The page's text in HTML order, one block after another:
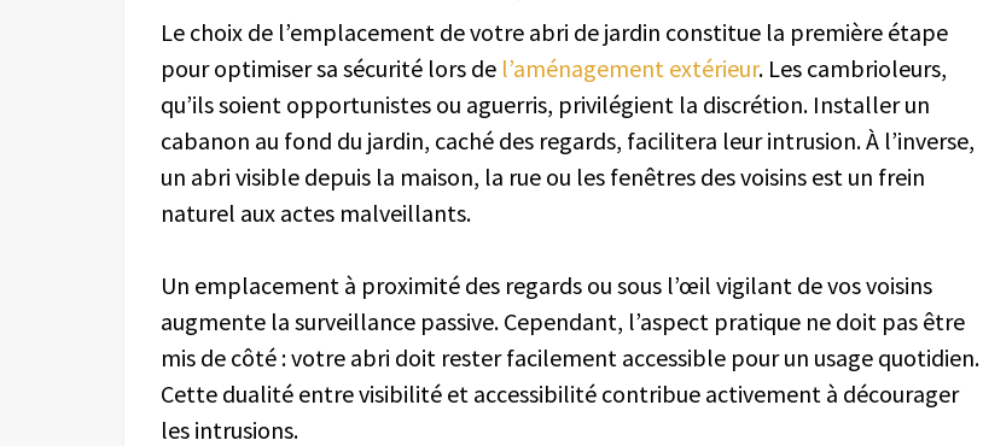
Le choix de l’emplacement de votre abri de jardin constitue la première étape
pour optimiser sa sécurité lors de l’aménagement extérieur. Les cambrioleurs,
qu’ils soient opportunistes ou aguerris, privilégient la discrétion. Installer un
cabanon au fond du jardin, caché des regards, facilitera leur intrusion. À l’inverse,
un abri visible depuis la maison, la rue ou les fenêtres des voisins est un frein
naturel aux actes malveillants.
Un emplacement à proximité des regards ou sous l’œil vigilant de vos voisins
augmente la surveillance passive. Cependant, l’aspect pratique ne doit pas être
mis de côté : votre abri doit rester facilement accessible pour un usage quotidien.
Cette dualité entre visibilité et accessibilité contribue activement à décourager
les intrusions.